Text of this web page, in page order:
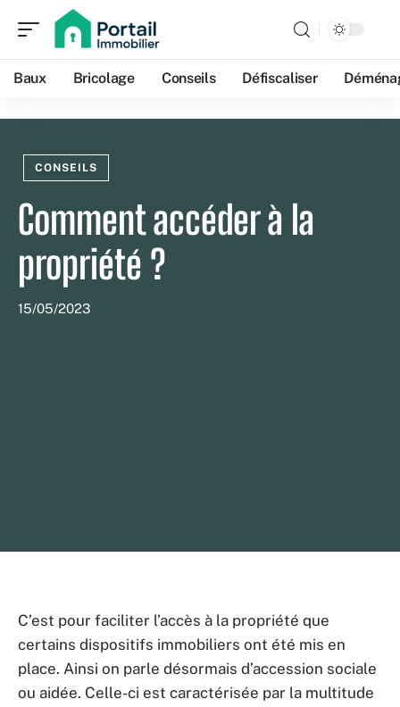
Baux Bricolage Conseils Défiscaliser
CONSEILS
Comment accéder à la
propriété ?
15/05/2023
C’est pour faciliter l’accès à la propriété que
certains dispositifs immobiliers ont été mis en
place. Ainsi on parle désormais d’accession sociale
ou aidée. Celle-ci est caractérisée par la multitude